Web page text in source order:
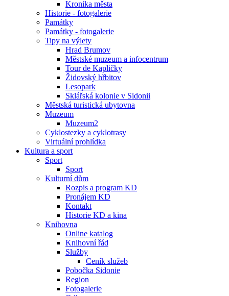
Kronika města
Historie - fotogalerie
Památky
Památky - fotogalerie
Tipy na výlety
Hrad Brumov
Městské muzeum a infocentrum
Tour de Kapličky
Židovský hřbitov
Lesopark
Sklářská kolonie v Sidonii
Městská turistická ubytovna
Muzeum
Muzeum2
Cyklostezky a cyklotrasy
Virtuální prohlídka
Kultura a sport
Sport
Sport
Kulturní dům
Rozpis a program KD
Pronájem KD
Kontakt
Historie KD a kina
Knihovna
Online katalog
Knihovní řád
Služby
Ceník služeb
Pobočka Sidonie
Region
Fotogalerie